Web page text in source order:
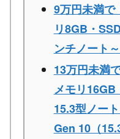
9万円未満で
リ8GB・
ンチノート
13万円未満
メモリ16GB
15.3型ノー
Gen 10（